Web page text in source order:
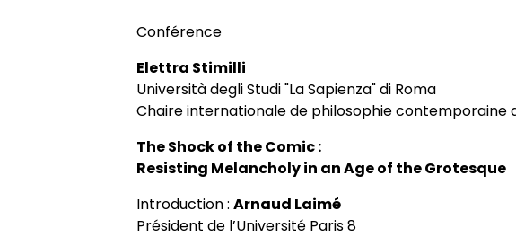
Conseil de laboratoire
Locaux
Axe 3. Groupe européen de recherches
Chaire internationale de philosophie
Chercheurs internationaux associés
Jeunes chercheurs
Chercheurs visitants
Doctorants et postdoctorants visitants
Soutenances de thèses de doctorat
Revues et collections
Actes audiovisuels
Accès à distance (e-P8 | ADUM)
Guide du doctorat
Conférence
Elettra Stimilli
Università degli Studi "La Sapienza" di Roma
Chaire internationale de philosophie contemporaine
The Shock of the Comic :
Resisting Melancholy in an Age of the Grotesque
Introduction : Arnaud Laimé
Président de l’Université Paris 8